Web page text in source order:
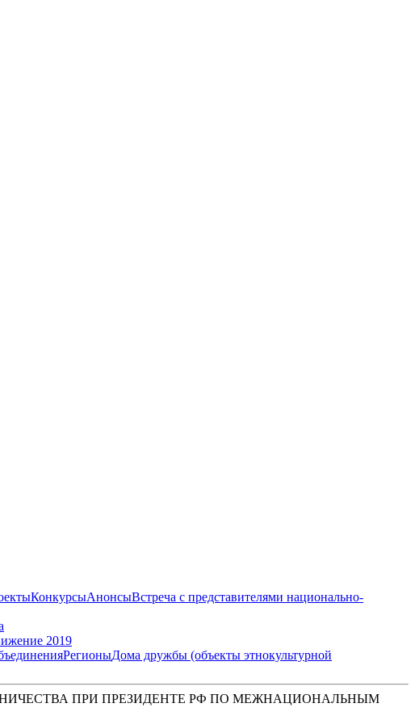
КонкурсыАнонсыВстреча с представителями национально-
2019
РегионыДома дружбы (объекты этнокультурной
ПРИ ПРЕЗИДЕНТЕ РФ ПО МЕЖНАЦИОНАЛЬНЫМ